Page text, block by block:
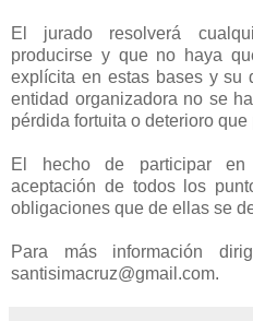
El jurado resolverá
producirse y que no haya
explícita en estas bases y su
entidad organizadora no se
pérdida fortuita o deterioro
El hecho de participar
aceptación de todos los
obligaciones que de ellas se
Para más información
santisimacruz@gmail.com.